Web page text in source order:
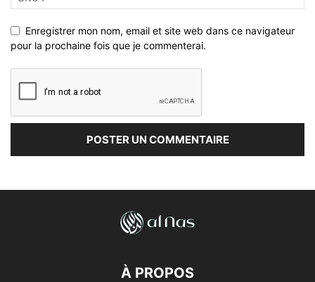
Enregistrer mon nom, email et site web dans ce navigateur
pour la prochaine fois que je commenterai.
À PROPOS